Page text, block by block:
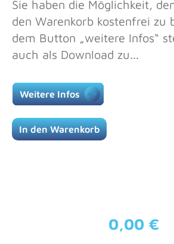
Sie haben die Möglichkeit,
den Warenkorb kostenfrei zu
dem Button „weitere Infos“
auch als Download zu...
Weitere Infos
In den Warenkorb
Regulärer
0,00 €